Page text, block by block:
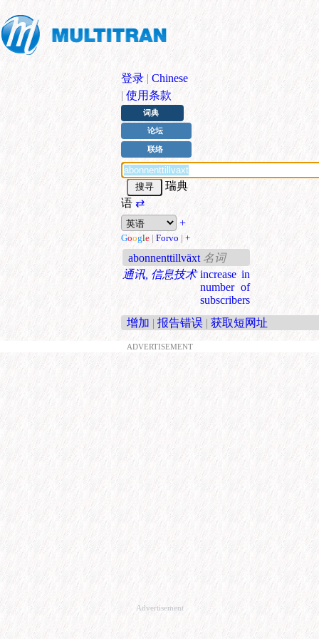
登录 | Chinese
| 使用条款
词典
论坛
联络
瑞典
语 ⇄
+
Google | Forvo | +
abonnenttillväxt 名词
通讯, 信息技术 increase in
number of
subscribers
增加 | 报告错误 | 获取短网址
ADVERTISEMENT
Advertisement